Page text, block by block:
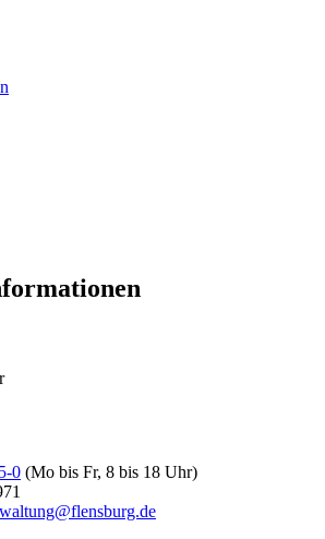
0 (Mo bis Fr, 8 bis 18 Uhr)